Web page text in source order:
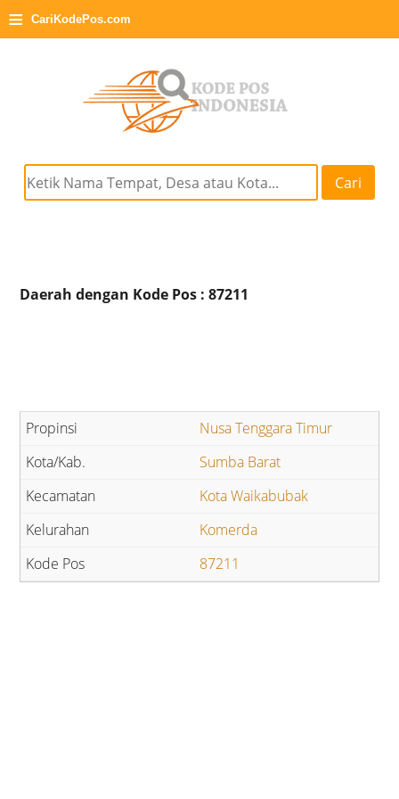
≡ CariKodePos.com
Cari
Daerah dengan Kode Pos : 87211
Nusa Tenggara Timur
Sumba Barat
Kota Waikabubak
Komerda
87211